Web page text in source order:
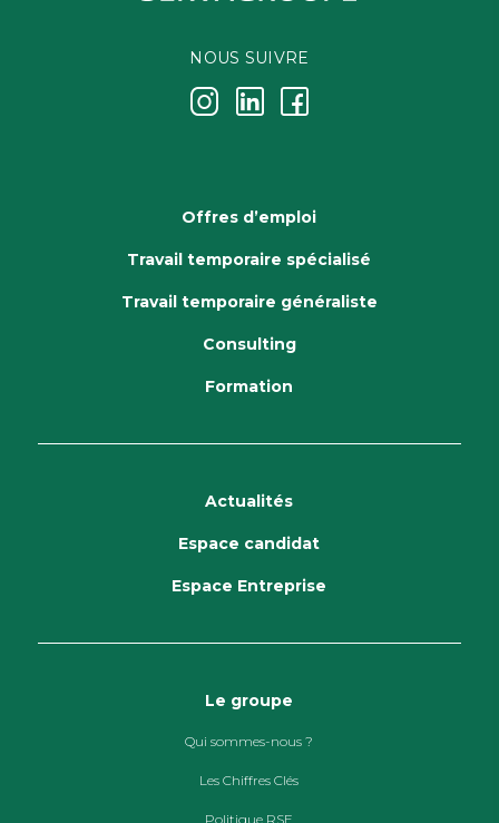
NOUS SUIVRE
j k i
Offres d’emploi
Travail temporaire spécialisé
Travail temporaire généraliste
Consulting
Formation
Actualités
Espace candidat
Espace Entreprise
Le groupe
Qui sommes-nous ?
Les Chiffres Clés
Politique RSE